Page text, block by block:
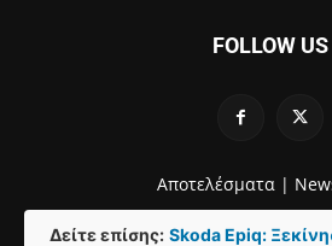
FOLLOW US
Αποτελέσματα |
Δείτε επίσης: Skoda Epiq: